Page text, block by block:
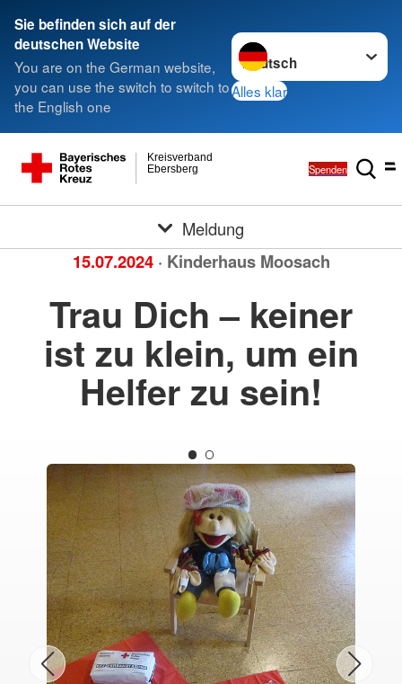
Sie befinden sich auf der
deutschen Website
You are on the German website,
you can use the switch to switch to
the English one
Sprache wechseln zu
Alles klar
Ebersberg
Kreisverband
Spenden
Meldung
15.07.2024 · Kinderhaus Moosach
Trau Dich – keiner
ist zu klein, um ein
Helfer zu sein!